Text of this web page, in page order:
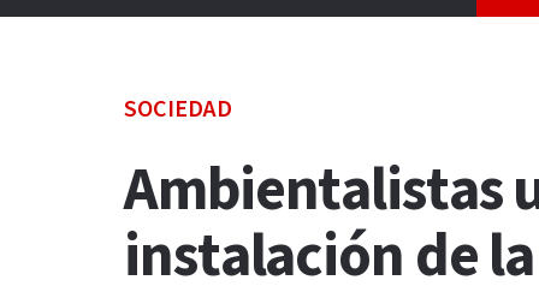
SOCIEDAD
Ambientalistas
instalación de